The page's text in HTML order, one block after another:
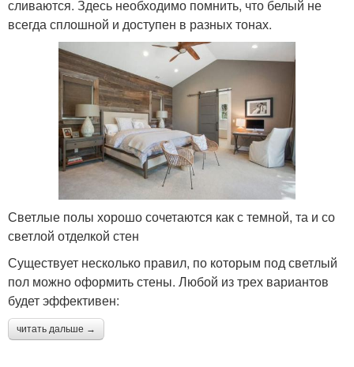
сливаются. Здесь необходимо помнить, что белый не
всегда сплошной и доступен в разных тонах.
Светлые полы хорошо сочетаются как с темной, та и со
светлой отделкой стен
Существует несколько правил, по которым под светлый
пол можно оформить стены. Любой из трех вариантов
будет эффективен:
читать дальше →